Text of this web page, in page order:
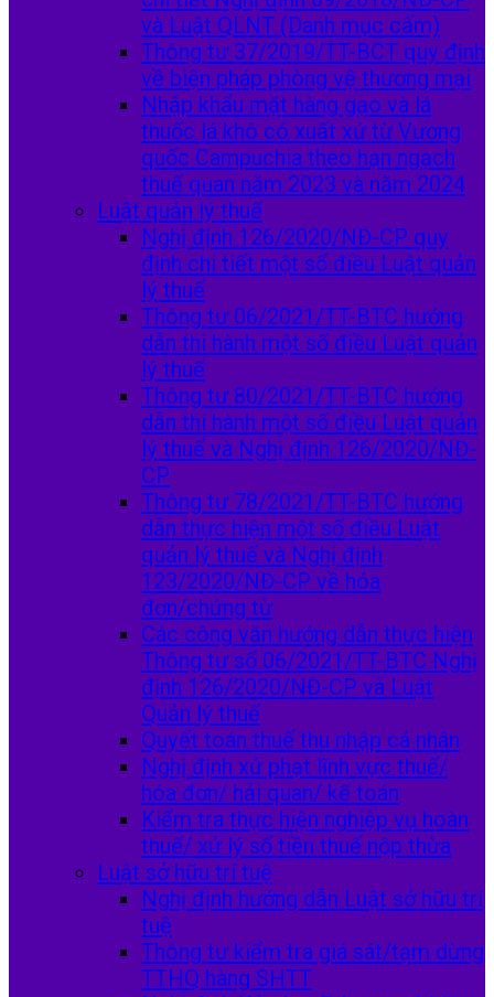
và Luật QLNT (Danh mục cấm)
Thông tư 37/2019/TT-BCT quy định
về biện pháp phòng vệ thương mại
Nhập khẩu mặt hàng gạo và lá
thuốc lá khô có xuất xứ từ Vương
quốc Campuchia theo hạn ngạch
thuế quan năm 2023 và năm 2024
Luật quản lý thuế
Nghị định 126/2020/NĐ-CP quy
định chi tiết một số điều Luật quản
lý thuế
Thông tư 06/2021/TT-BTC hướng
dẫn thi hành một số điều Luật quản
lý thuế
Thông tư 80/2021/TT-BTC hướng
dẫn thi hành một số điều Luật quản
lý thuế và Nghị định 126/2020/NĐ-
CP
Thông tư 78/2021/TT-BTC hướng
dẫn thực hiện một số điều Luật
quản lý thuế và Nghị định
123/2020/NĐ-CP về hóa
đơn/chứng từ
Các công văn hướng dẫn thực hiện
Thông tư số 06/2021/TT-BTC Nghị
định 126/2020/NĐ-CP và Luật
Quản lý thuế
Quyết toán thuế thu nhập cá nhân
Nghị định xử phạt lĩnh vực thuế/
hóa đơn/ hải quan/ kế toán
Kiểm tra thực hiện nghiệp vụ hoàn
thuế/ xử lý số tiền thuế nộp thừa
Luật sở hữu trí tuệ
Nghị định hướng dẫn Luật sở hữu trí
tuệ
Thông tư kiểm tra giá sát/tạm dừng
TTHQ hàng SHTT